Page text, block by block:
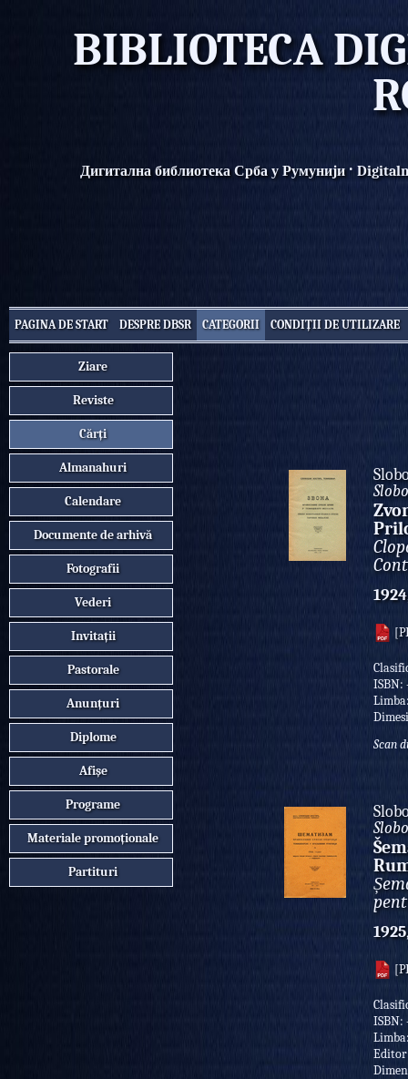
BIBLIOTECA
Дигитална библиотека Срба у Румунији·
PAGINA DE START DESPRE DBSR CATEGORII CONDIȚII DE UTILIZARE
Ziare
Reviste
Cărți
Almanahuri
Calendare
Documente de arhivă
Fotografii
Vederi
Invitații
Pastorale
Anunțuri
Diplome
Afișe
Programe
Materiale promoționale
Partituri
1924
ISBN:
Scan
1925
ISBN: